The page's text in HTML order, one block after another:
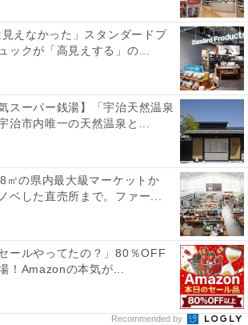
見えなかった」スタンダードプ
ックが「高見えする」の...
スーパー銭湯】「宇治天然温泉
治市内唯一の天然温泉と...
㎡の県内最大級マーケットか
ベした直売所まで。ファー...
ールやってたの？」80％OFF
！Amazonの本気が...
Recommended by